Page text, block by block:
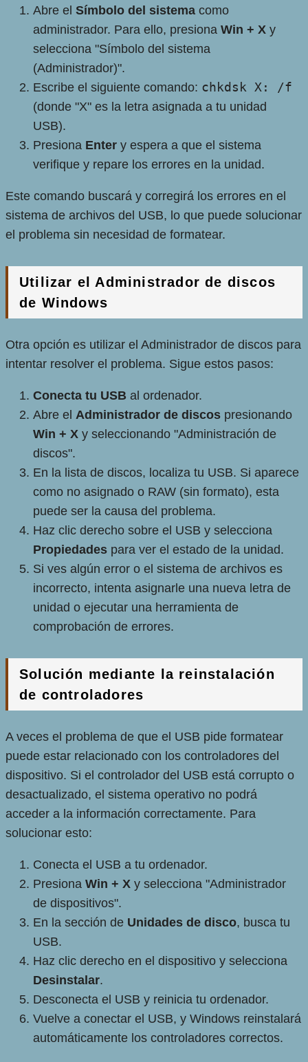
Abre el Símbolo del sistema como
administrador. Para ello, presiona Win + X y
selecciona "Símbolo del sistema
(Administrador)".
Escribe el siguiente comando: chkdsk X: /f
(donde "X" es la letra asignada a tu unidad
USB).
Presiona Enter y espera a que el sistema
verifique y repare los errores en la unidad.
Este comando buscará y corregirá los errores en el
sistema de archivos del USB, lo que puede solucionar
el problema sin necesidad de formatear.
Utilizar el Administrador de discos
de Windows
Otra opción es utilizar el Administrador de discos para
intentar resolver el problema. Sigue estos pasos:
Conecta tu USB al ordenador.
Abre el Administrador de discos presionando
Win + X y seleccionando "Administración de
discos".
En la lista de discos, localiza tu USB. Si aparece
como no asignado o RAW (sin formato), esta
puede ser la causa del problema.
Haz clic derecho sobre el USB y selecciona
Propiedades para ver el estado de la unidad.
Si ves algún error o el sistema de archivos es
incorrecto, intenta asignarle una nueva letra de
unidad o ejecutar una herramienta de
comprobación de errores.
Solución mediante la reinstalación
de controladores
A veces el problema de que el USB pide formatear
puede estar relacionado con los controladores del
dispositivo. Si el controlador del USB está corrupto o
desactualizado, el sistema operativo no podrá
acceder a la información correctamente. Para
solucionar esto:
Conecta el USB a tu ordenador.
Presiona Win + X y selecciona "Administrador
de dispositivos".
En la sección de Unidades de disco, busca tu
USB.
Haz clic derecho en el dispositivo y selecciona
Desinstalar.
Desconecta el USB y reinicia tu ordenador.
Vuelve a conectar el USB, y Windows reinstalará
automáticamente los controladores correctos.